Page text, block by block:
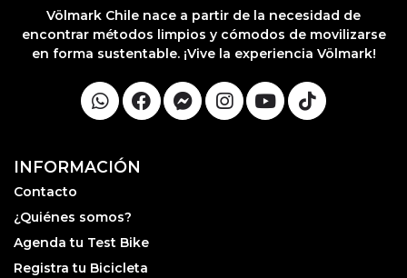
Völmark Chile nace a partir de la necesidad de
encontrar métodos limpios y cómodos de movilizarse
en forma sustentable. ¡Vive la experiencia Völmark!
INFORMACIÓN
Contacto
¿Quiénes somos?
Agenda tu Test Bike
Registra tu Bicicleta